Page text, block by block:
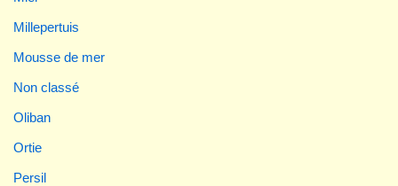
Millepertuis
Mousse de mer
Non classé
Oliban
Ortie
Persil